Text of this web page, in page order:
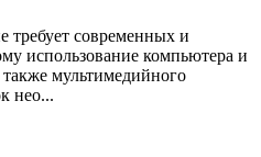
требует современных и
использование компьютера и
мультимедийного
нео...